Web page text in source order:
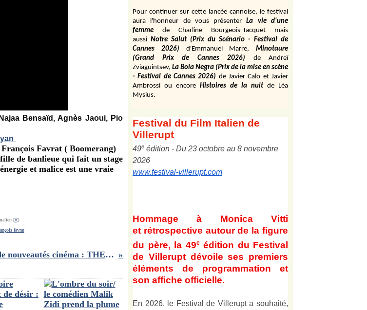
Bensaïd, Agnès Jaoui, Pio
Favrat ( Boomerang)
de banlieue qui fait un stage
et malice est une vraie
[#]
favrat
Revue rapide de nouveautés cinéma : THE INNOCENTS, Les vedettes, Big Bug
Pour continuer sur cette lancée cannoise, le festival
aura l'honneur de vous présenter
La vie d'une
femme
de Charline Bourgeois-Tacquet
mais
aussi Notre Salut (Prix du Scénario - Festival de
Cannes 2026)
d'Emmanuel Marre,
Minotaure
(Grand Prix de Cannes 2026)
de Andreï
Zviaguintsev, La Bola Negra (Prix de la mise en scène
- Festival de Cannes 2026) de Javier Calo et Javier
Ambrossi ou encore Histoires de la nuit de Léa
Mysius.
Festival du Film Italien de
Villerupt
49e édition - Du 23 octobre au 8 novembre
2026
www.festival-villerupt.com
Hommage à Monica Vitti
et rétrospective autour de la figure
du père, la 49e édition du Festival
de Villerupt dévoile ses premiers
éléments de programmation et
son affiche officielle.
En 2026, le Festival de Villerupt a souhaité,